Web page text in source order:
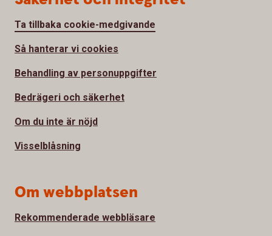
Ta tillbaka cookie-medgivande
Så hanterar vi cookies
Behandling av personuppgifter
Bedrägeri och säkerhet
Om du inte är nöjd
Visselblåsning
Om webbplatsen
Rekommenderade webbläsare